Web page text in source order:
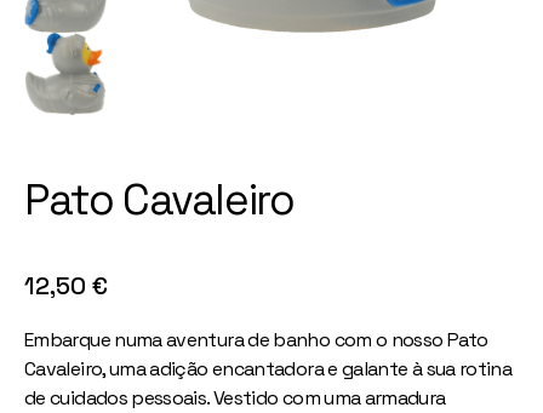
Pato Cavaleiro
12,50 €
Embarque numa aventura de banho com o nosso Pato
Cavaleiro, uma adição encantadora e galante à sua rotina
de cuidados pessoais. Vestido com uma armadura